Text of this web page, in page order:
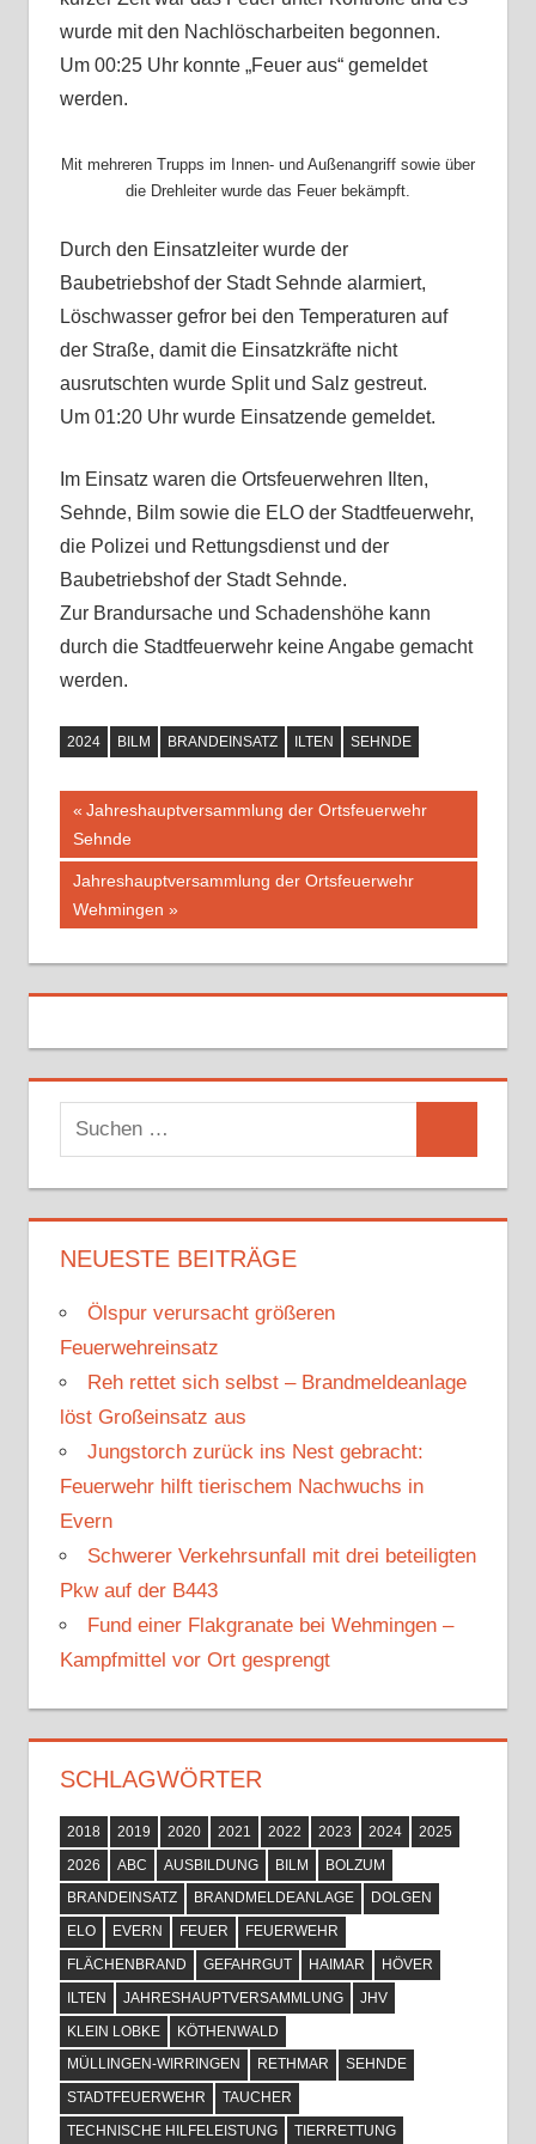
wurde mit den Nachlöscharbeiten begonnen.
Um 00:25 Uhr konnte „Feuer aus“ gemeldet
werden.
Mit mehreren Trupps im Innen- und Außenangriff sowie über
die Drehleiter wurde das Feuer bekämpft.
Durch den Einsatzleiter wurde der
Baubetriebshof der Stadt Sehnde alarmiert,
Löschwasser gefror bei den Temperaturen auf
der Straße, damit die Einsatzkräfte nicht
ausrutschten wurde Split und Salz gestreut.
Um 01:20 Uhr wurde Einsatzende gemeldet.
Im Einsatz waren die Ortsfeuerwehren Ilten,
Sehnde, Bilm sowie die ELO der Stadtfeuerwehr,
die Polizei und Rettungsdienst und der
Baubetriebshof der Stadt Sehnde.
Zur Brandursache und Schadenshöhe kann
durch die Stadtfeuerwehr keine Angabe gemacht
werden.
2024 BILM BRANDEINSATZ ILTEN SEHNDE
Beitragsnavigation
Vorheriger
Beitrag:
Jahreshauptversammlung der Ortsfeuerwehr
Sehnde
Nächster
Beitrag:
Jahreshauptversammlung der Ortsfeuerwehr
Wehmingen
u
c
h
e
c
NEUESTE BEITRÄGE
Ölspur verursacht größeren
Feuerwehreinsatz
Reh rettet sich selbst – Brandmeldeanlage
löst Großeinsatz aus
Jungstorch zurück ins Nest gebracht:
Feuerwehr hilft tierischem Nachwuchs in
Evern
Schwerer Verkehrsunfall mit drei beteiligten
Pkw auf der B443
Fund einer Flakgranate bei Wehmingen –
Kampfmittel vor Ort gesprengt
SCHLAGWÖRTER
2018 2019 2020 2021 2022 2023 2024
2025
2026
ABC AUSBILDUNG BILM
BOLZUM
BRANDEINSATZ
BRANDMELDEANLAGE
DOLGEN
ELO
EVERN FEUER
FEUERWEHR
FLÄCHENBRAND
GEFAHRGUT HAIMAR
HÖVER
ILTEN
JAHRESHAUPTVERSAMMLUNG
JHV
KLEIN LOBKE
KÖTHENWALD
MÜLLINGEN-WIRRINGEN
RETHMAR
SEHNDE
STADTFEUERWEHR
TAUCHER
TECHNISCHE HILFELEISTUNG
TIERRETTUNG